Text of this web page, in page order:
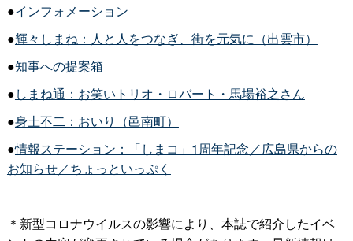
●インフォメーション
●輝々しまね：人と人をつなぎ、街を元気に（出雲市）
●知事への提案箱
●しまね通：お笑いトリオ・ロバート・馬場裕之さん
●身土不二：おいり（邑南町）
●情報ステーション：「しまコ」1周年記念／広島県からの
お知らせ／ちょっといっぷく
＊新型コロナウイルスの影響により、本誌で紹介したイベ